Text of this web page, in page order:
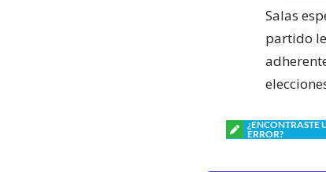
Salas
partido
¿ENCONTRASTE
ERROR?